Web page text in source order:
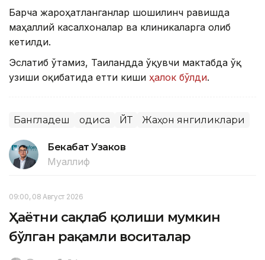
Барча жароҳатланганлар шошилинч равишда
маҳаллий касалхоналар ва клиникаларга олиб
кетилди.
Эслатиб ўтамиз, Таиландда ўқувчи мактабда ўқ
узиши оқибатида етти киши ҳалок бўлди.
Бангладеш Ҳодиса ЙТҲ Жаҳон янгиликлари
Бекабат Узаков
Муаллиф
09:00, 08 Август 2026
Ҳаётни сақлаб қолиши мумкин
бўлган рақамли воситалар